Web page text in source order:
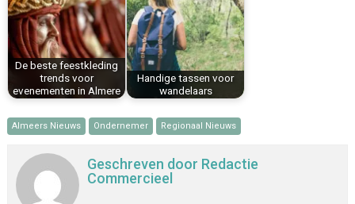
De beste feestkleding
trends voor
evenementen in Almere
Handige tassen voor
wandelaars
Almeers Nieuws Ondernemer Regionaal Nieuws
Geschreven door Redactie
Commercieel